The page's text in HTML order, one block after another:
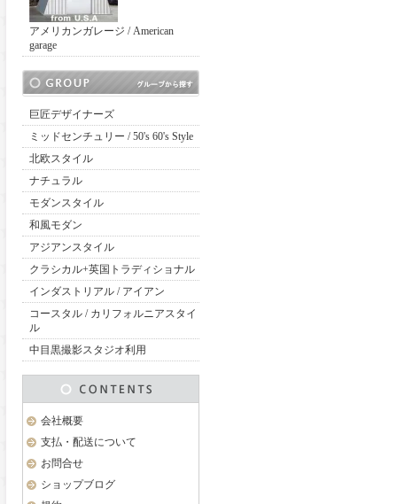
アメリカンガレージ / American
garage
巨匠デザイナーズ
ミッドセンチュリー / 50's 60's Style
北欧スタイル
ナチュラル
モダンスタイル
和風モダン
アジアンスタイル
クラシカル+英国トラディショナル
インダストリアル / アイアン
コースタル / カリフォルニアスタイ
ル
中目黒撮影スタジオ利用
会社概要
支払・配送について
お問合せ
ショップブログ